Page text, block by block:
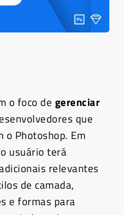
o foco de gerenciar
que
Photoshop. Em
usuário terá
relevantes
de camada,
e formas para